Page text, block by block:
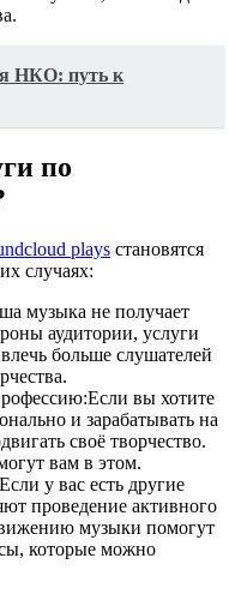
НКО: путь к
по
plays становятся
случаях:
музыка не получает
аудитории, услуги
больше слушателей
вы хотите
и зарабатывать на
своё творчество.
вам в этом.
у вас есть другие
проведение активного
музыки помогут
которые можно